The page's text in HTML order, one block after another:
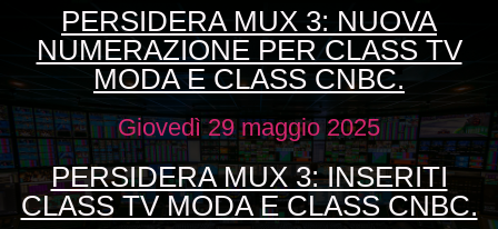
PERSIDERA MUX 3: NUOVA
NUMERAZIONE PER CLASS TV
MODA E CLASS CNBC.
Giovedì 29 maggio 2025
PERSIDERA MUX 3: INSERITI
CLASS TV MODA E CLASS CNBC.